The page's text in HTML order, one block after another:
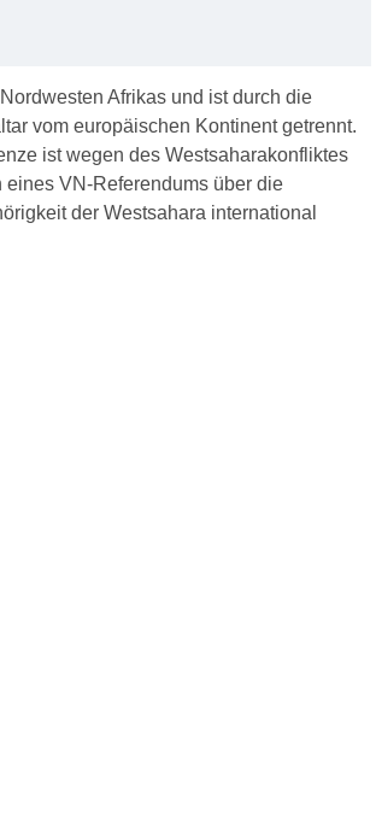
Afrikas und ist durch die
vom europäischen Kontinent getrennt.
ist wegen des Westsaharakonfliktes
eines VN-Referendums über die
der Westsahara international